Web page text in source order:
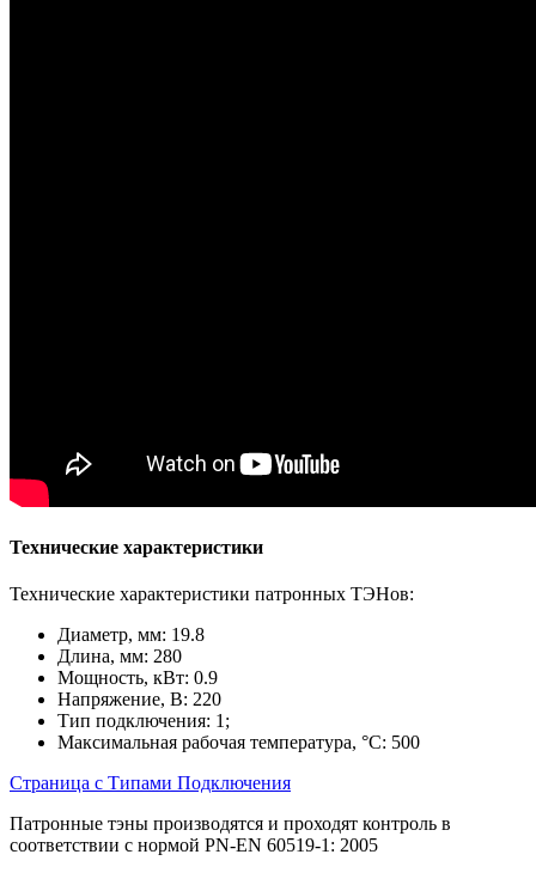
Технические характеристики
Технические характеристики патронных ТЭНов:
Диаметр, мм: 19.8
Длина, мм: 280
Мощность, кВт: 0.9
Напряжение, В: 220
Тип подключения: 1;
Максимальная рабочая температура, °С: 500
Страница с Типами Подключения
Патронные тэны производятся и проходят контроль в
соответствии с нормой PN-EN 60519-1: 2005